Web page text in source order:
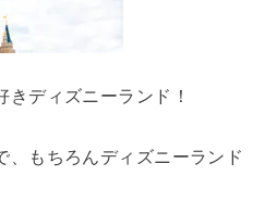
ディズニーランド！
、もちろんディズニーランド